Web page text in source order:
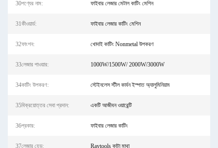
30পণ্যের নাম: ফাইবার লেজার মেটাল কাটিং মেশিন
31কীওয়ার্ড: ফাইবার লেজার কাটিং মেশিন
32ফাংশন: খোদাই কাটিং Nonmetal উপকরণ
33লেজার পাওয়ার: 1000W/1500W/ 2000W/3000W
34কাটিং উপকরণ: স্টেইনলেস স্টীল কার্বন ইস্পাত অ্যালুমিনিয়াম
35বিক্রয়োত্তর সেবা প্রদান: একটি আজীবন ওয়ারেন্টি
36প্রকার: ফাইবার লেজার কাটিং
37লেজার হেড: Raytools কাটা মাথা